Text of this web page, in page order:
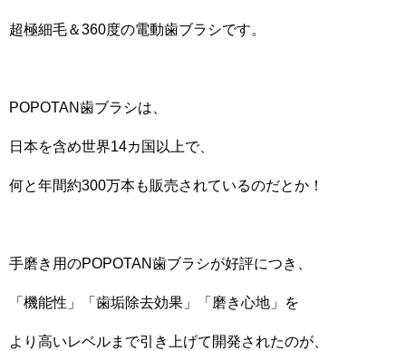
超極細毛＆360度の電動歯ブラシです。
POPOTAN歯ブラシは、
日本を含め世界14カ国以上で、
何と年間約300万本も販売されているのだとか！
手磨き用のPOPOTAN歯ブラシが好評につき、
「機能性」「歯垢除去効果」「磨き心地」を
より高いレベルまで引き上げて開発されたのが、